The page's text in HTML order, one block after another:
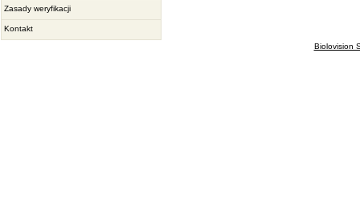
Zasady weryfikacji
Kontakt
Biolovision